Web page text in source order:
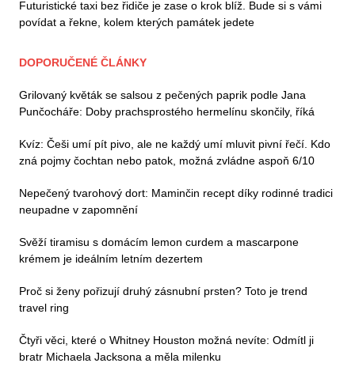
Futuristické taxi bez řidiče je zase o krok blíž. Bude si s vámi
povídat a řekne, kolem kterých památek jedete
DOPORUČENÉ ČLÁNKY
Grilovaný květák se salsou z pečených paprik podle Jana
Punčocháře: Doby prachsprostého hermelínu skončily, říká
Kvíz: Češi umí pít pivo, ale ne každý umí mluvit pivní řečí. Kdo
zná pojmy čochtan nebo patok, možná zvládne aspoň 6/10
Nepečený tvarohový dort: Maminčin recept díky rodinné tradici
neupadne v zapomnění
Svěží tiramisu s domácím lemon curdem a mascarpone
krémem je ideálním letním dezertem
Proč si ženy pořizují druhý zásnubní prsten? Toto je trend
travel ring
Čtyři věci, které o Whitney Houston možná nevíte: Odmítl ji
bratr Michaela Jacksona a měla milenku